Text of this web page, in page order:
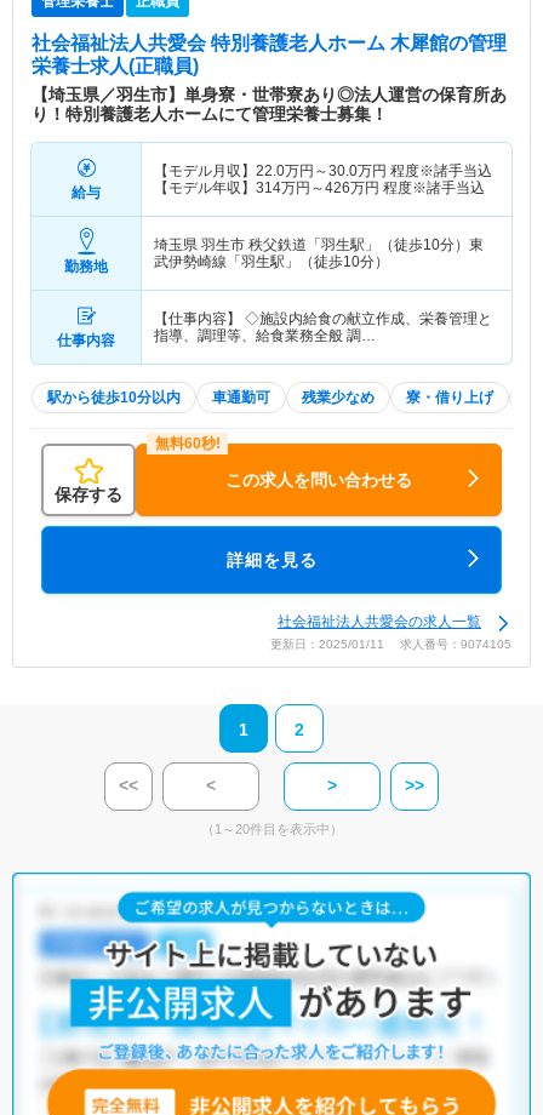
社会福祉法人共愛会 特別養護老人ホーム 木犀館の管理
栄養士求人(正職員)
【埼玉県／羽生市】単身寮・世帯寮あり◎法人運営の保育所あ
り！特別養護老人ホームにて管理栄養士募集！
給与
【モデル月収】 22.0万円～30.0万円 程度※諸手当込
【モデル年収】 314万円～426万円 程度※諸手当込
勤務地
埼玉県 羽生市 秩父鉄道「羽生駅」（徒歩10分）東
武伊勢崎線「羽生駅」（徒歩10分）
仕事内容
【仕事内容】 ◇施設内給食の献立作成、栄養管理と
指導、調理等、給食業務全般 調…
駅から徒歩10分以内 車通勤可 残業少なめ 寮・借り上げ
保存する
この求人を問い合わせる
詳細を見る
社会福祉法人共愛会の求人一覧
更新日：2025/01/11 求人番号：9074105
1 2
<< < > >>
（1～20件目を表示中）